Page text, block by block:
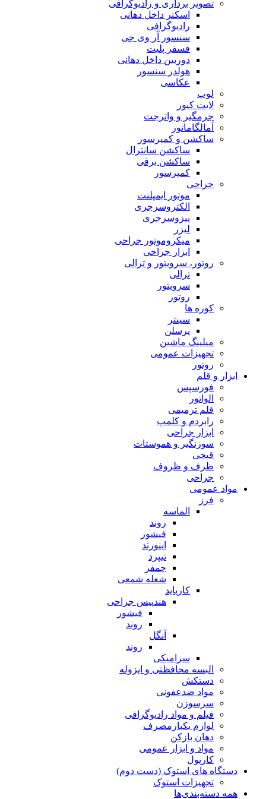
تصویر برداری و رادیوگرافی
اسکنر داخل دهانی
رادیوگرافی
سنسور آر وی جی
فسفر پلیت
دوربین داخل دهانی
هولدر سنسور
عکاسی
لوپ
لایت کیور
جرمگیر و واترجت
آمالگاماتور
ساکشن و کمپرسور
ساکشن سانترال
ساکشن برقی
کمپرسور
جراحی
موتور ایمپلنت
الکتروسرجری
پیزوسرجری
لیزر
میکروموتور جراحی
ابزار جراحی
روتور، سرویتور و ترالی
ترالی
سرویتور
روتور
کوره ها
سینتر
پرسلن
میلینگ ماشین
تجهیزات عمومی
روتور
ابزار و قلم
فورسپس
الواتور
قلم ترمیمی
رابردم و کلمپ
ابزار جراحی
سوزنگیر و هموستات
قیچی
ظرف و ظروف
جراحی
مواد عمومی
فرز
الماسه
روند
فیشور
اینورتد
تیپرد
چمفر
شعله شمعی
کارباید
هندپیس جراحی
فیشور
روند
آنگل
روند
سرامیکی
البسه محافظتی و ایزوله
دستکش
مواد ضدعفونی
سرسوزن
فیلم و مواد رادیوگرافی
لوازم یکبارمصرف
دهان بازکن
مواد و ابزار عمومی
کارپول
دستگاه های استوک (دست دوم)
تجهیزات استوک
همه دسته‌بندی‌ها